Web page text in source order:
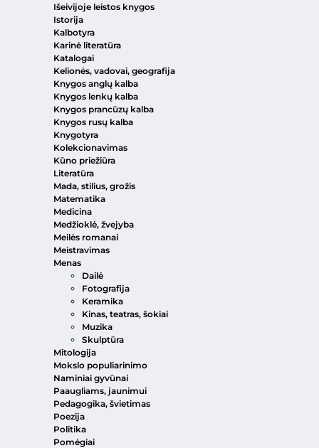
Išeivijoje leistos knygos
Istorija
Kalbotyra
Karinė literatūra
Katalogai
Kelionės, vadovai, geografija
Knygos anglų kalba
Knygos lenkų kalba
Knygos prancūzų kalba
Knygos rusų kalba
Knygotyra
Kolekcionavimas
Kūno priežiūra
Literatūra
Mada, stilius, grožis
Matematika
Medicina
Medžioklė, žvejyba
Meilės romanai
Meistravimas
Menas
Dailė
Fotografija
Keramika
Kinas, teatras, šokiai
Muzika
Skulptūra
Mitologija
Mokslo populiarinimo
Naminiai gyvūnai
Paaugliams, jaunimui
Pedagogika, švietimas
Poezija
Politika
Pomėgiai